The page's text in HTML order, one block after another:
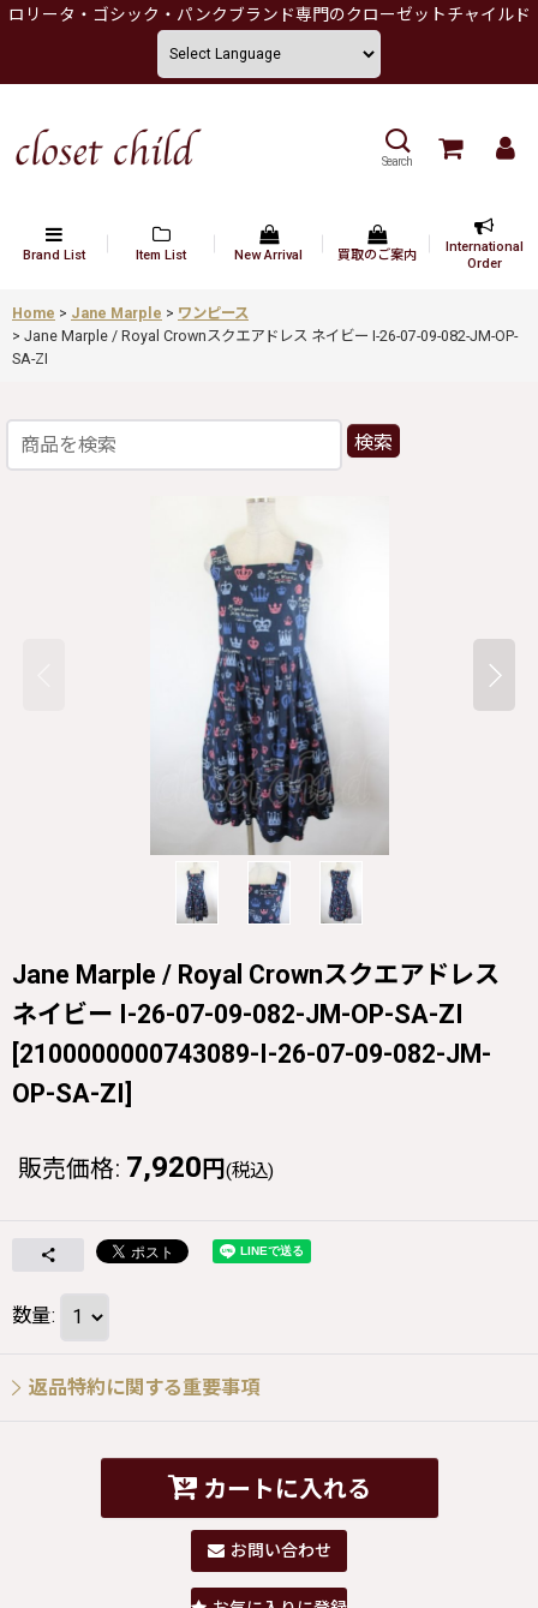
ロリータ・ゴシック・パンクブランド専門のクローゼットチャイルド
Search
Brand List Item List New Arrival 買取のご案内
International
Order
Home > Jane Marple > ワンピース
> Jane Marple / Royal Crownスクエアドレス ネイビー I-26-07-09-082-JM-OP-
SA-ZI
検索
Jane Marple / Royal Crownスクエアドレス
ネイビー I-26-07-09-082-JM-OP-SA-ZI
[2100000000743089-I-26-07-09-082-JM-
OP-SA-ZI]
販売価格: 7,920 円 (税込)
数量:
返品特約に関する重要事項
カートに入れる
お問い合わせ